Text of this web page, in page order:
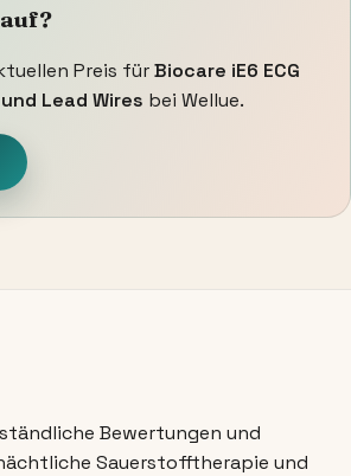
Preis fürBiocare iE6 ECG
Lead Wires bei Wellue.
Bewertungen und
Sauerstofftherapie und